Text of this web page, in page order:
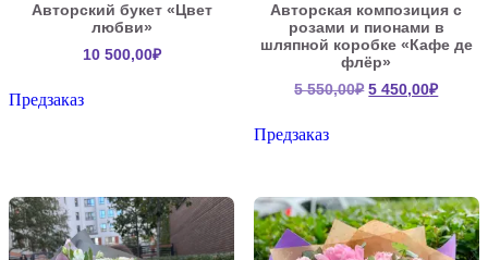
Авторский букет «Цвет
любви»
10 500,00₽
Предзаказ
Авторская композиция с
розами и пионами в
шляпной коробке «Кафе де
флёр»
5 550,00₽ 5 450,00₽
Предзаказ